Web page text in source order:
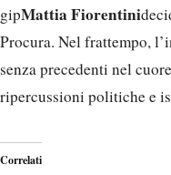
gipMattia Fiorentini
Procura. Nel frattempo,
senza precedenti nel
ripercussioni politiche e
Correlati